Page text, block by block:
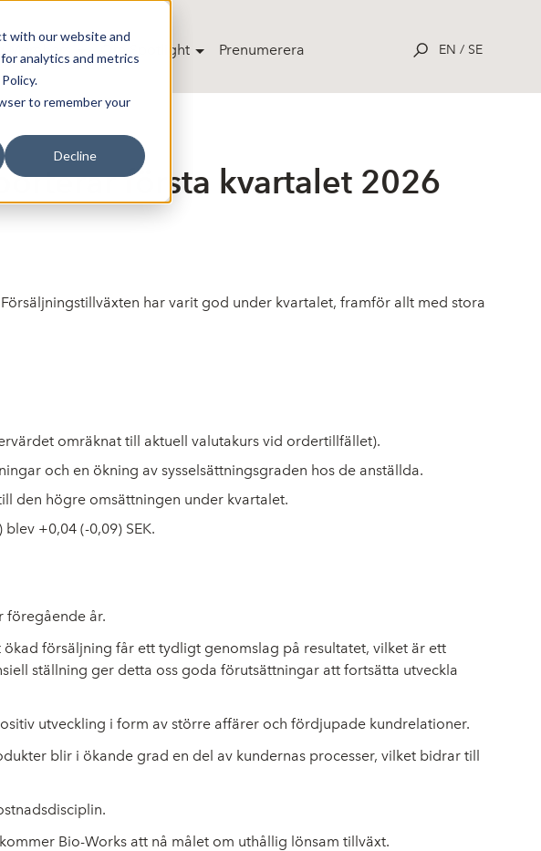
with our website and
analytics and metrics
to remember your
Decline
Om Spotlight Prenumerera EN / SE
första kvartalet 2026
har varit god under kvartalet, framför allt med stora
omräknat till aktuell valutakurs vid ordertillfället).
och en ökning av sysselsättningsgraden hos de anställda.
den högre omsättningen under kvartalet.
+0,04 (-0,09) SEK.
föregående år.
försäljning får ett tydligt genomslag på resultatet, vilket är ett
ställning ger detta oss goda förutsättningar att fortsätta utveckla
utveckling i form av större affärer och fördjupade kundrelationer.
blir i ökande grad en del av kundernas processer, vilket bidrar till
Bio-Works att nå målet om uthållig lönsam tillväxt.